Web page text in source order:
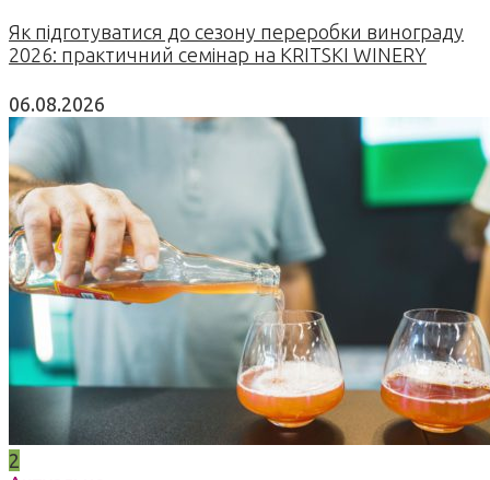
Як підготуватися до сезону переробки винограду
2026: практичний семінар на KRITSKI WINERY
06.08.2026
2